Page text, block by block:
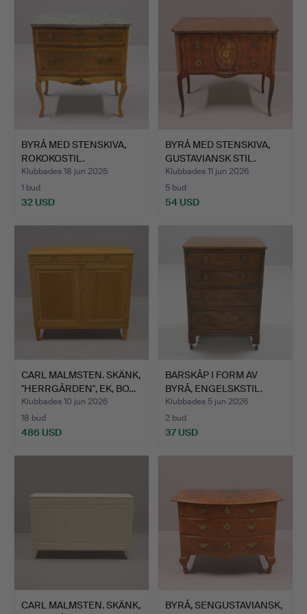
BYRÅ MED STENSKIVA,
ROKOKOSTIL.
Klubbades 18 jun 2026
1 bud
32 USD
BYRÅ MED STENSKIVA,
GUSTAVIANSK STIL.
Klubbades 11 jun 2026
5 bud
54 USD
CARL MALMSTEN. SKÄNK,
"HERRGÅRDEN", EK, BO…
Klubbades 10 jun 2026
18 bud
486 USD
BARSKÅP I FORM AV
BYRÅ, ENGELSKSTIL.
Klubbades 5 jun 2026
2 bud
37 USD
CARL MALMSTEN. SKÄNK,
BYRÅ, SENGUSTAVIANSK,